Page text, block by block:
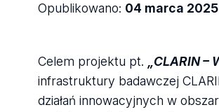
Opublikowano: 04 marca 2025
Celem projektu pt. „CLARIN
infrastruktury badawczej
działań innowacyjnych w